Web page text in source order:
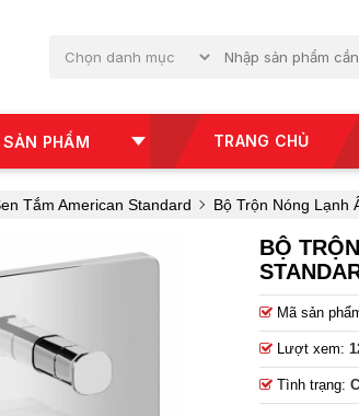
PHẨM TRANG CHỦ
Tắm American Standard Bộ Trộn Nóng Lạnh
BỘ
Mã sản
Lượt xem:
Tình trạng: